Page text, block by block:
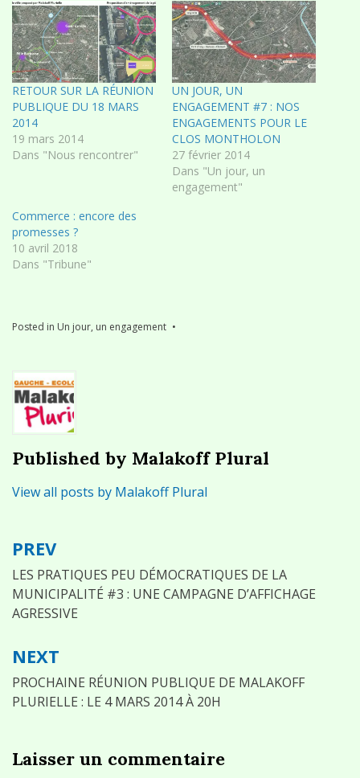
RETOUR SUR LA RÉUNION
PUBLIQUE DU 18 MARS
2014
19 mars 2014
Dans "Nous rencontrer"
UN JOUR, UN
ENGAGEMENT #7 : NOS
ENGAGEMENTS POUR LE
CLOS MONTHOLON
27 février 2014
Dans "Un jour, un
engagement"
Commerce : encore des
promesses ?
10 avril 2018
Dans "Tribune"
Posted in Un jour, un engagement
Published by Malakoff Plural
View all posts by Malakoff Plural
Navigation
de
l’article
PREV
LES PRATIQUES PEU DÉMOCRATIQUES DE LA
MUNICIPALITÉ #3 : UNE CAMPAGNE D’AFFICHAGE
AGRESSIVE
NEXT
PROCHAINE RÉUNION PUBLIQUE DE MALAKOFF
PLURIELLE : LE 4 MARS 2014 À 20H
Laisser un commentaire